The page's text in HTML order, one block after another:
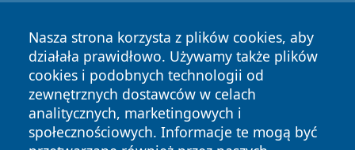
Nasza strona korzysta z plików cookies, aby
działała prawidłowo. Używamy także plików
cookies i podobnych technologii od
zewnętrznych dostawców w celach
analitycznych, marketingowych i
społecznościowych. Informacje te mogą być
Copyright © 2026 przemyslonline.pl Wszystkie prawa
zastrzeżone.